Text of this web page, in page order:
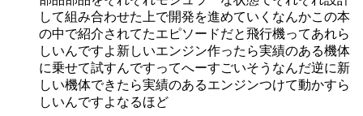
して組み合わせた上で開発を進めていくなんかこの本
の中で紹介されてたエピソードだと飛行機ってあれら
しいんですよ新しいエンジン作ったら実績のある機体
に乗せて試すんですってへーすごいそうなんだ逆に新
しい機体できたら実績のあるエンジンつけて動かすら
しいんですよなるほど